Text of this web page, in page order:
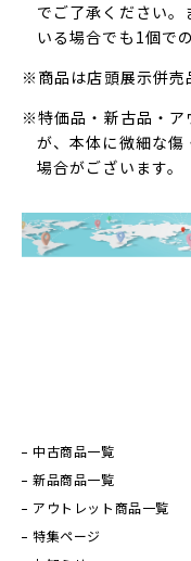
でご了承ください
いる場合でも1個で
※商品は店頭展示併売
※特価品・新古品・ア
が、本体に微細な傷
場合がございます。
中古商品一覧
新品商品一覧
アウトレット商品一覧
特集ページ